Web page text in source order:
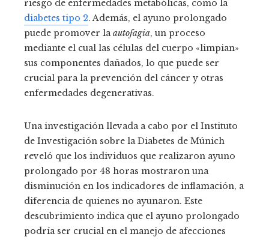
riesgo de enfermedades metabólicas, como la
diabetes tipo 2. Además, el ayuno prolongado
puede promover laautofagia, un proceso
mediante el cual las células del cuerpo «limpian»
sus componentes dañados, lo que puede ser
crucial para la prevención del cáncer y otras
enfermedades degenerativas.
Una investigación llevada a cabo por el Instituto
de Investigación sobre la Diabetes de Múnich
reveló que los individuos que realizaron ayuno
prolongado por 48 horas mostraron una
disminución en los indicadores de inflamación, a
diferencia de quienes no ayunaron. Este
descubrimiento indica que el ayuno prolongado
podría ser crucial en el manejo de afecciones